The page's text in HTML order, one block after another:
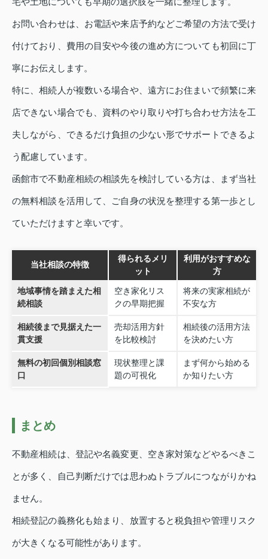
お問い合わせは、お電話や来店予約などご希望の方法で受け
付けており、費用の目安や今後の進め方についても初回に丁
寧にお伝えします。
特に、相続人が複数いる場合や、遠方にお住まいで頻繁に来
店できない場合でも、資料のやり取りや打ち合わせ方法を工
夫しながら、できるだけ負担の少ない形でサポートできるよ
う配慮しています。
函館市で不動産相続の相談先を検討している方は、まず当社
の無料相談を活用して、ご自身の状況を整理する第一歩とし
ていただけますと幸いです。
当社相談の特徴
得られるメリ
ット
利用がおすすめな
方
地域事情を踏まえた相
続相談
空き家化リス
クの早期把握
将来の実家相続が
不安な方
相続後まで見据えた一
貫支援
売却活用方針
を比較検討
相続後の活用方法
を決めたい方
無料の初回個別相談窓
口
現状整理と課
題の可視化
まず何から始める
か知りたい方
まとめ
不動産相続は、登記や名義変更、空き家対策などやるべきこ
とが多く、自己判断だけでは思わぬトラブルにつながりかね
ません。
相続登記の義務化も始まり、放置すると税負担や管理リスク
が大きくなる可能性があります。